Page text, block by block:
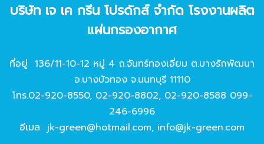
บริษัท เจ เค กรีน โปรดักส์ จํากัด โรงงานผลิต
แผ่นกรองอากาศ
ที่อยู่ 136/11-10-12 หมู่ 4 ถ.จันทร์ทองเอี่ยม ต.บางรักพัฒนา
อ.บางบัวทอง จ.นนทบุรี 11110
โทร.02-920-8550, 02-920-8802, 02-920-8588 099-
246-6996
อีเมล jk-green@hotmail.com, info@jk-green.com